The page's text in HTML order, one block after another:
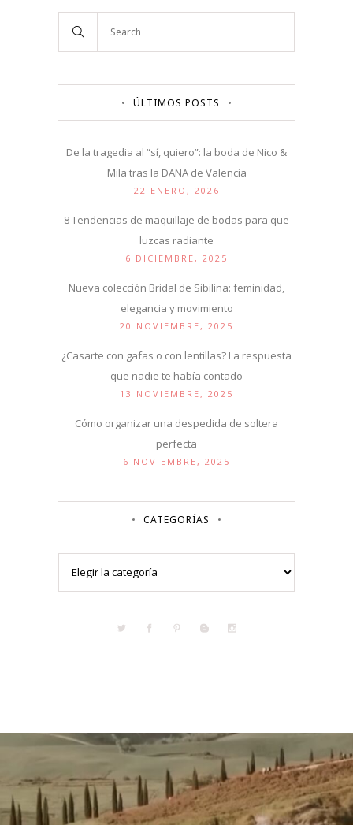
ÚLTIMOS POSTS
De la tragedia al “sí, quiero”: la boda de Nico &
Mila tras la DANA de Valencia
22 ENERO, 2026
8 Tendencias de maquillaje de bodas para que
luzcas radiante
6 DICIEMBRE, 2025
Nueva colección Bridal de Sibilina: feminidad,
elegancia y movimiento
20 NOVIEMBRE, 2025
¿Casarte con gafas o con lentillas? La respuesta
que nadie te había contado
13 NOVIEMBRE, 2025
Cómo organizar una despedida de soltera
perfecta
6 NOVIEMBRE, 2025
CATEGORÍAS